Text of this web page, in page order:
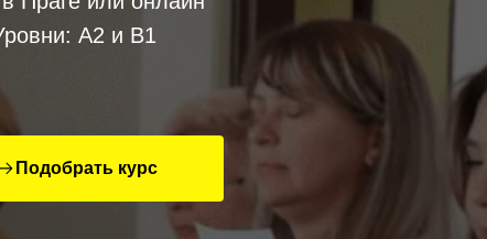
А2 и В1
Подобрать курс